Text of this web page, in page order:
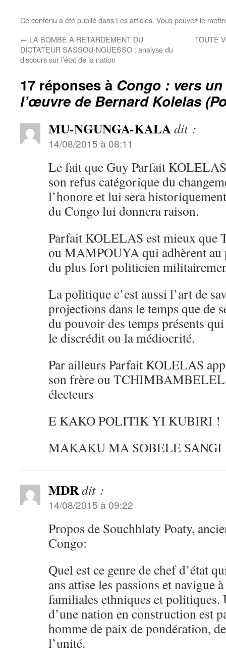
Ce contenu a été publié dans Les articles. Vous pouvez le
← LA BOMBE A RETARDEMENT DU
DICTATEUR SASSOU-NGUESSO : analyse du
discours sur l’état de la nation
TOUTE
17 réponses à Congo : vers
l’œuvre de Bernard Kolelas
MU-NGUNGA-KALAdit :
14/08/2015 à 08:11
Le fait que Guy Parfait
son refus catégorique du
l’honore et lui sera
du Congo lui donnera raison.
Parfait KOLELAS est mieux
ou MAMPOUYA qui adhèrent
du plus fort politicien
La politique c’est aussi l’art de
projections dans le temps que de
du pouvoir des temps présents
le discrédit ou la médiocrité.
Par ailleurs Parfait KOLELAS
son frère ou
électeurs
E KAKO POLITIK YI KUBIRI !
MAKAKU MA SOBELE SANGI
MDRdit :
14/08/2015 à 09:22
Propos de Souchhlaty Poaty,
Congo:
Quel est ce genre de chef d’état
ans attise les passions et navigue
familiales ethniques et politiques.
d’une nation en construction est
homme de paix de pondération,
l’unité.